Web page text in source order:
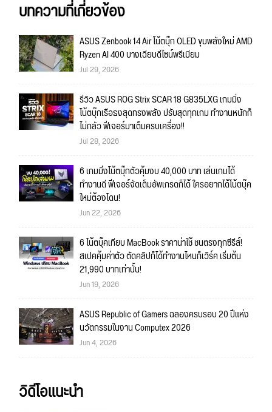
บทความที่เกี่ยวข้อง
ASUS Zenbook 14 Air โน้ตบุ๊ก OLED ขุมพลังใหม่ AMD
Ryzen AI 400 บางเฉียบดีไซน์พรีเมียม
Jul 29, 2026
รีวิว ASUS ROG Strix SCAR 18 G835LXG เกมมิ่ง
โน้ตบุ๊กเรือธงสุดทรงพลัง ปรับสุดทุกเกม ทำงานหนักก็
ไม่กลัว ฟีเจอร์มาเต็มครบเครื่อง!!
Jul 28, 2026
6 เกมมิ่งโน้ตบุ๊กตัวคุ้มงบ 40,000 บาท เล่นเกมได้
ทำงานดี ฟีเจอร์จัดเต็มอัพเกรดก็ได้ ใครอยากได้โน้ตบุ๊ค
ใหม่ต้องโดน!
Jun 22, 2026
6 โน้ตบุ๊คเทียบ MacBook ราคาน่าใช้ ชนตรงทุกซีรีส์!
สเปคคุ้มค่าตัว ตัดคลิปก็ได้ทำงานไหนก็เวิร์ค เริ่มต้น
21,990 บาทเท่านั้น!
Jun 19, 2026
ASUS Republic of Gamers ฉลองครบรอบ 20 ปีแห่ง
นวัตกรรมในงาน Computex 2026
Jun 4, 2026
วิดีโอแนะนำ